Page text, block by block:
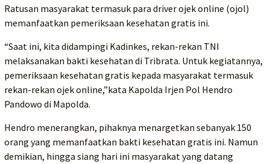
Ratusan masyarakat termasuk para driver ojek online (ojol)
memanfaatkan pemeriksaan kesehatan gratis ini.
“Saat ini, kita didampingi Kadinkes, rekan-rekan TNI
melaksanakan bakti kesehatan di Tribrata. Untuk kegiatannya,
pemeriksaan kesehatan gratis kepada masyarakat termasuk
rekan-rekan ojek online,”kata Kapolda Irjen Pol Hendro
Pandowo di Mapolda.
Hendro menerangkan, pihaknya menargetkan sebanyak 150
orang yang memanfaatkan bakti kesehatan gratis ini. Namun
demikian, hingga siang hari ini masyarakat yang datang